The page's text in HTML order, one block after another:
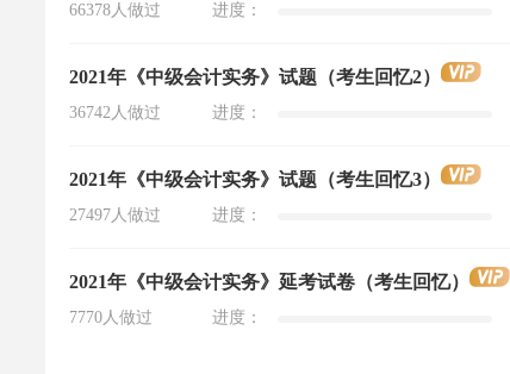
66378人做过 进度：
2021年《中级会计实务》试题（考生回忆2）
36742人做过 进度：
2021年《中级会计实务》试题（考生回忆3）
27497人做过 进度：
2021年《中级会计实务》延考试卷（考生回忆）
7770人做过 进度：